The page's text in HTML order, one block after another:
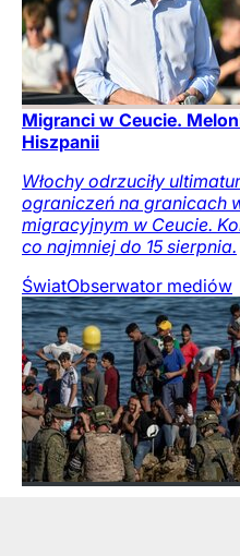
Migranci w Ceucie.
Hiszpanii
Włochy odrzuciły
ograniczeń na granicach
migracyjnym w Ceucie.
co najmniej do 15 sierpnia.
ŚwiatObserwator mediów